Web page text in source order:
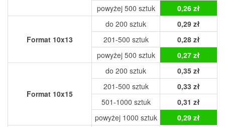
powyżej 500 sztuk
0,26 zł
Format 10x13
do 200 sztuk
0,29 zł
201-500 sztuk
0,28 zł
powyżej 500 sztuk
0,27 zł
Format 10x15
do 200 sztuk
0,35 zł
201-500 sztuk
0,33 zł
501-1000 sztuk
0,31 zł
powyżej 1000 sztuk
0,29 zł